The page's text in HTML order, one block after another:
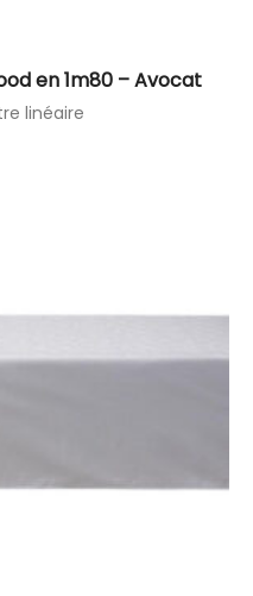
en 1m80 – Avocat
linéaire